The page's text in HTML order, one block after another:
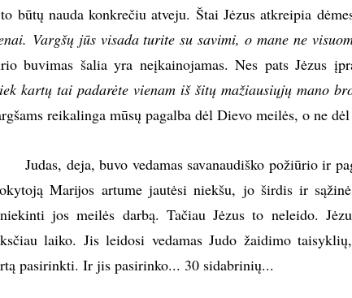
būtų nauda konkrečiu atveju. Štai Jėzus atkreipia
Vargšų jūs visada turite su savimi, o mane ne
buvimas šalia yra neįkainojamas. Nes pats Jėzus
kartų tai padarėte vienam iš šitų mažiausiųjų mano
reikalinga mūsų pagalba dėl Dievo meilės, o ne
Judas, deja, buvo vedamas savanaudiško požiūrio ir
Marijos artume jautėsi niekšu, jo širdis ir
jos meilės darbą. Tačiau Jėzus to neleido.
laiko. Jis leidosi vedamas Judo žaidimo
pasirinkti. Ir jis pasirinko... 30 sidabrinių...